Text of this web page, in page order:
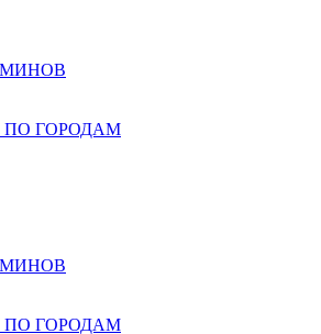
ПО ГОРОДАМ
ПО ГОРОДАМ